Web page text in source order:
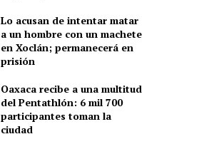
Lo acusan de intentar matar
a un hombre con un machete
en Xoclán; permanecerá en
prisión
Oaxaca recibe a una multitud
del Pentathlón: 6 mil 700
participantes toman la
ciudad